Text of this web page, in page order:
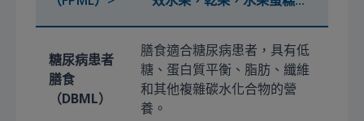
糖尿病患者
膳食
（DBML）
膳食適合糖尿病患者，具有低
糖、蛋白質平衡、脂肪、纖維
和其他複雜碳水化合物的營
養。